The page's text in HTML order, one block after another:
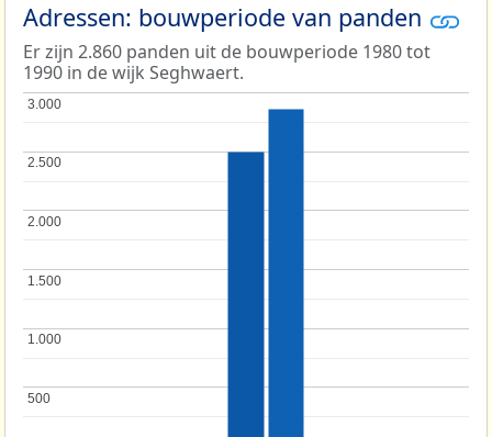
Adressen: bouwperiode van panden
Er zijn 2.860 panden uit de bouwperiode 1980 tot
1990 in de wijk Seghwaert.
500
500
1.000
1.000
1.500
1.500
2.000
2.000
2.500
2.500
3.000
3.000